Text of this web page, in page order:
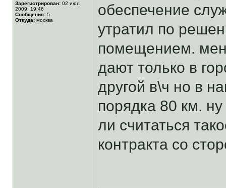
Зарегистрирован: 02 июл
2009, 19:46
Сообщения: 5
Откуда: москва
обеспечение
утратил по
помещением.
дают только в
другой в\ч но в
порядка 80 км.
ли считаться
контракта со